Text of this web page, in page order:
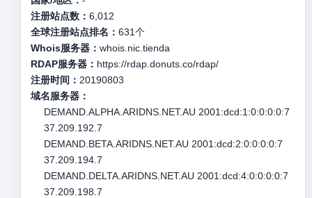
注册站点数： 6,012
全球注册站点排名： 631个
Whois服务器： whois.nic.tienda
RDAP服务器： https://rdap.donuts.co/rdap/
注册时间： 20190803
域名服务器：
DEMAND.ALPHA.ARIDNS.NET.AU 2001:dcd:1:0:0:0:0:7
37.209.192.7
DEMAND.BETA.ARIDNS.NET.AU 2001:dcd:2:0:0:0:0:7
37.209.194.7
DEMAND.DELTA.ARIDNS.NET.AU 2001:dcd:4:0:0:0:0:7
37.209.198.7